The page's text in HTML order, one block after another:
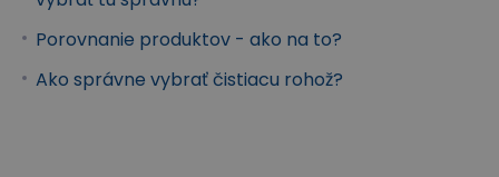
Porovnanie produktov - ako na to?
Ako správne vybrať čistiacu rohož?